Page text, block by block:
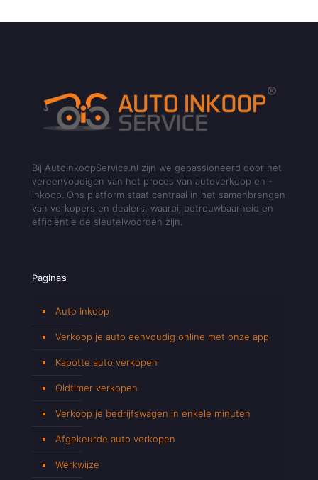
Bij AutoInkoopService.nl zijn we gepassioneerd door het
vereenvoudigen van het proces van autoverkoop en -
inkoop. Ons platform staat centraal in het samenbrengen
van verkopers en dealers, waarbij betrouwbaarheid en
efficiëntie de sleutelwoorden zijn.
Pagina’s
Auto Inkoop
Verkoop je auto eenvoudig online met onze app
Kapotte auto verkopen
Oldtimer verkopen
Verkoop je bedrijfswagen in enkele minuten
Afgekeurde auto verkopen
Werkwijze